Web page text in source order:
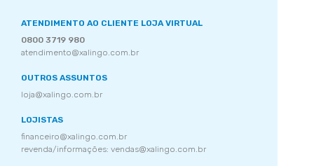
ATENDIMENTO AO CLIENTE LOJA VIRTUAL
0800 3719 980
atendimento@xalingo.com.br
OUTROS ASSUNTOS
loja@xalingo.com.br
LOJISTAS
financeiro@xalingo.com.br
revenda/informações: vendas@xalingo.com.br